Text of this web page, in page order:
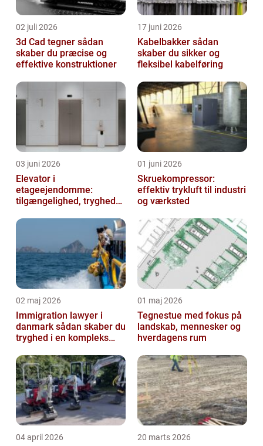
02 juli 2026
3d Cad tegner sådan
skaber du præcise og
effektive konstruktioner
17 juni 2026
Kabelbakker sådan
skaber du sikker og
fleksibel kabelføring
03 juni 2026
Elevator i
etageejendomme:
tilgængelighed, tryghed
01 juni 2026
Skruekompressor:
effektiv trykluft til industri
og værksted
02 maj 2026
Immigration lawyer i
danmark sådan skaber du
tryghed i en kompleks
01 maj 2026
Tegnestue med fokus på
landskab, mennesker og
hverdagens rum
04 april 2026 20 marts 2026